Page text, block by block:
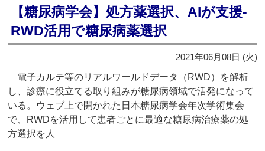
【糖尿病学会】処方薬選択、AIが支援‐
RWD活用で糖尿病薬選択
2021年06月08日 (火)
電子カルテ等のリアルワールドデータ（RWD）を解析
し、診療に役立てる取り組みが糖尿病領域で活発になって
いる。ウェブ上で開かれた日本糖尿病学会年次学術集会
で、RWDを活用して患者ごとに最適な糖尿病治療薬の処
方選択を人